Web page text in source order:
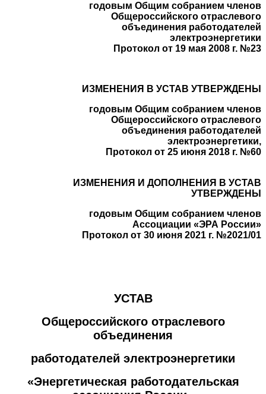
годовым Общим собранием членов
Общероссийского отраслевого
объединения работодателей
электроэнергетики
Протокол от 19 мая 2008 г. №23
ИЗМЕНЕНИЯ В УСТАВ УТВЕРЖДЕНЫ
годовым Общим собранием членов
Общероссийского отраслевого
объединения работодателей
электроэнергетики,
Протокол от 25 июня 2018 г. №60
ИЗМЕНЕНИЯ И ДОПОЛНЕНИЯ В УСТАВ
УТВЕРЖДЕНЫ
годовым Общим собранием членов
Ассоциации «ЭРА России»
Протокол от 30 июня 2021 г. №2021/01
УСТАВ
Общероссийского отраслевого
объединения
работодателей электроэнергетики
«Энергетическая работодательская